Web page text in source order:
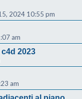
2024 10:55 pm
am
2023
am